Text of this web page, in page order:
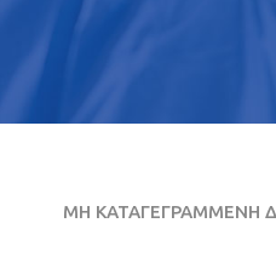
ΜΗ ΚΑΤΑΓΕΓΡΑΜΜΕΝΗ